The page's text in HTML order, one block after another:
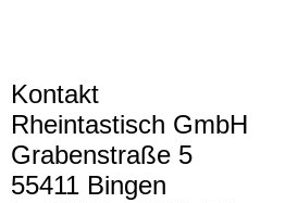
Kontakt
Rheintastisch GmbH
Grabenstraße 5
55411 Bingen